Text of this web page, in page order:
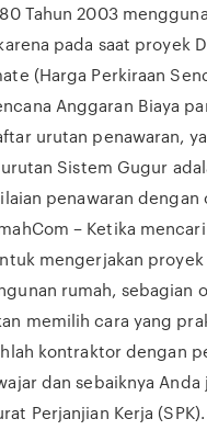
Tahun 2003
pada saat proyek
(Harga Perkiraan
Anggaran Biaya
urutan penawaran,
Sistem Gugur
penawaran dengan
– Ketika mencari
mengerjakan proyek
rumah, sebagian
memilih cara yang
kontraktor dengan
dan sebaiknya Anda
Perjanjian Kerja (SPK).